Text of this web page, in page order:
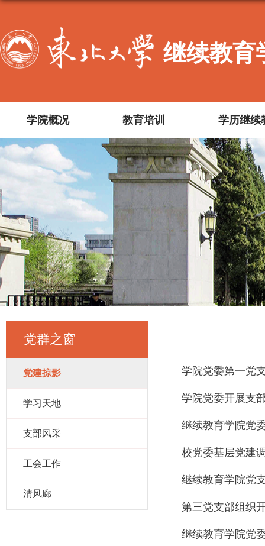
继续教育
学院概况 教育培训 学历继续
党群之窗
党建掠影
学习天地
支部风采
工会工作
清风廊
学院党委第一党
学院党委开展支
继续教育学院党
校党委基层党建
继续教育学院党
第三党支部组织
继续教育学院党